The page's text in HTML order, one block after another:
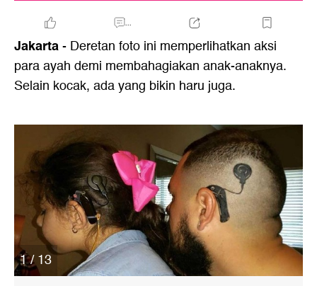
...
Jakarta- Deretan foto ini memperlihatkan aksi
para ayah demi membahagiakan anak-anaknya.
Selain kocak, ada yang bikin haru juga.
1 / 13